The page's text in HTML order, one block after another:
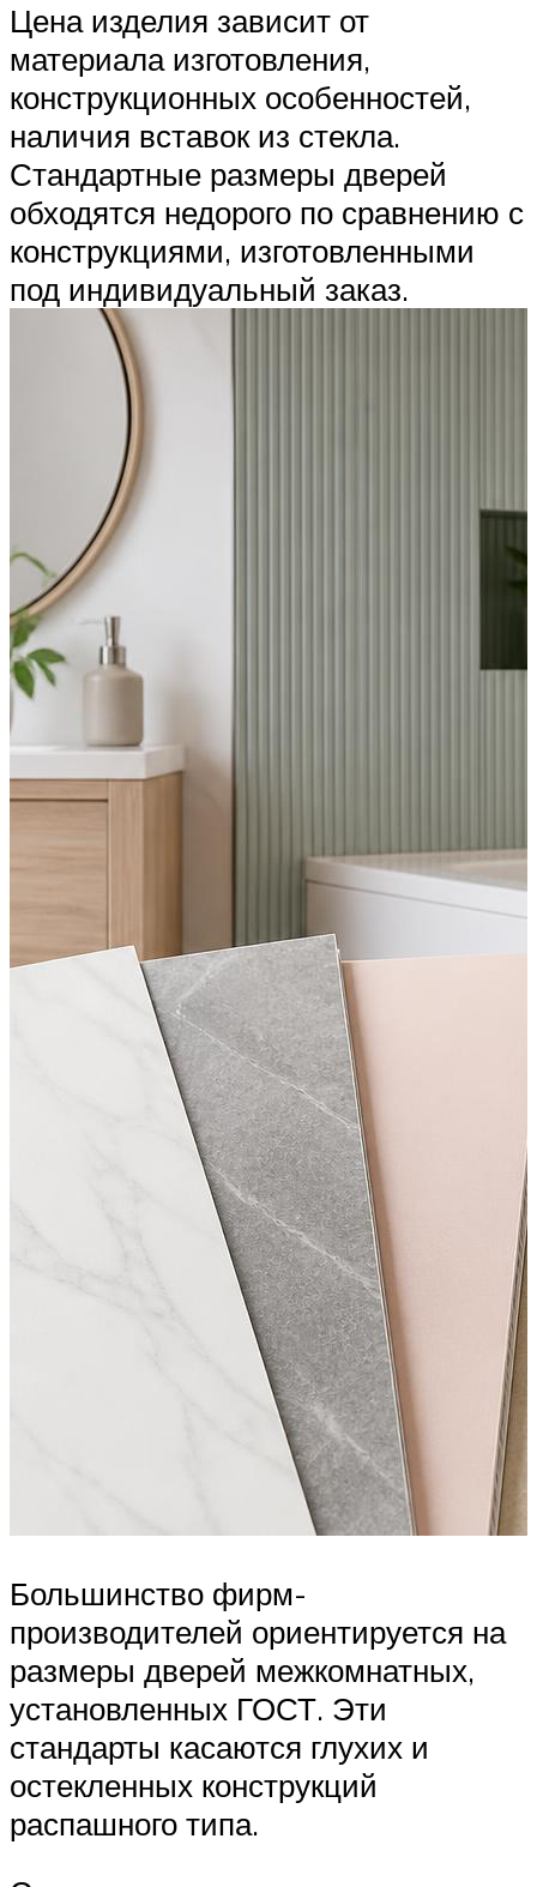
Цена изделия зависит от
материала изготовления,
конструкционных особенностей,
наличия вставок из стекла.
Стандартные размеры дверей
обходятся недорого по сравнению с
конструкциями, изготовленными
под индивидуальный заказ.
Большинство фирм-
производителей ориентируется на
размеры дверей межкомнатных,
установленных ГОСТ. Эти
стандарты касаются глухих и
остекленных конструкций
распашного типа.